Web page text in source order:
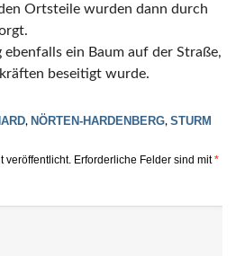
Ortsteile wurden dann durch
ebenfalls ein Baum auf der Straße,
beseitigt wurde.
, NÖRTEN-HARDENBERG, STURM
veröffentlicht. Erforderliche Felder sind mit*